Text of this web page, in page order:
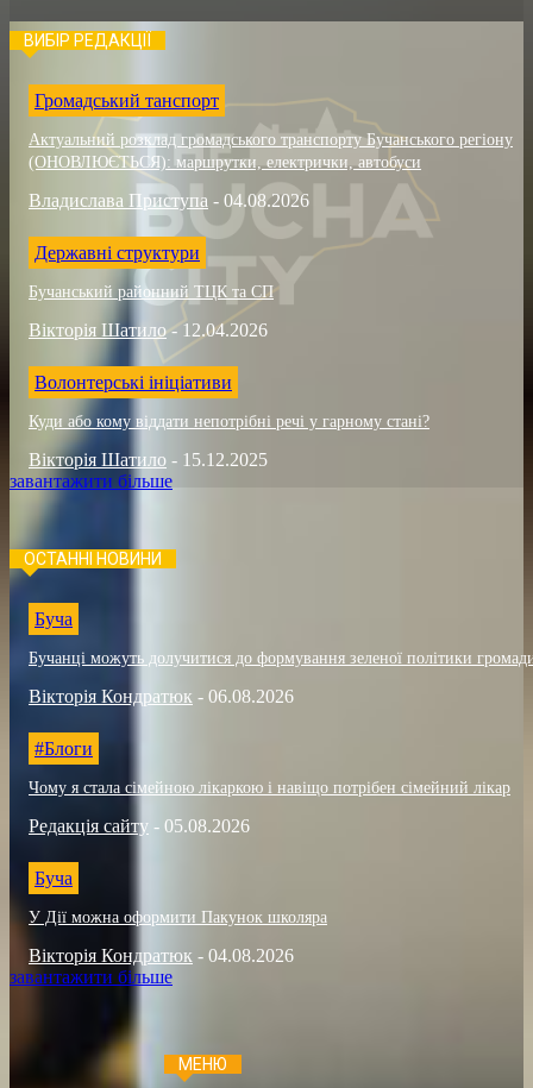
ВИБІР РЕДАКЦІЇ
Громадський танспорт
Актуальний розклад громадського транспорту Бучанського регіону
(ОНОВЛЮЄТЬСЯ): маршрутки, електрички, автобуси
Владислава Приступа - 04.08.2026
Державні структури
Бучанський районний ТЦК та СП
Вікторія Шатило - 12.04.2026
Волонтерські ініціативи
Куди або кому віддати непотрібні речі у гарному стані?
Вікторія Шатило - 15.12.2025
завантажити більше
ОСТАННІ НОВИНИ
Буча
Бучанці можуть долучитися до формування зеленої політики
Вікторія Кондратюк - 06.08.2026
#Блоги
Чому я стала сімейною лікаркою і навіщо потрібен сімейний лікар
Редакція сайту - 05.08.2026
Буча
У Дії можна оформити Пакунок школяра
Вікторія Кондратюк - 04.08.2026
завантажити більше
МЕНЮ